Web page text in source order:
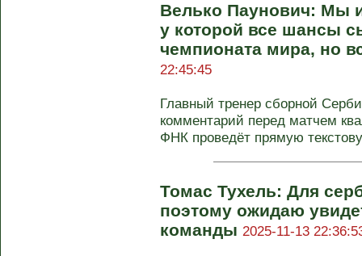
Велько Паунович: Мы
у которой все шансы
чемпионата мира, но
22:45:45
Главный тренер сборной
комментарий перед матчем
ФНК проведёт прямую
Томас Тухель: Для
поэтому ожидаю
команды 2025-11-13